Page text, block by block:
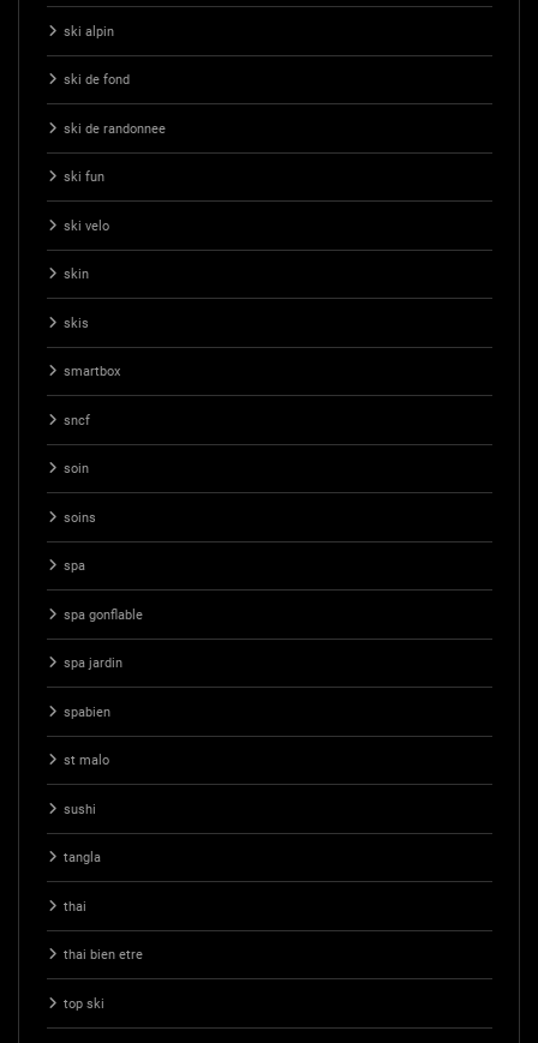
ski alpin
ski de fond
ski de randonnee
ski fun
ski velo
skin
skis
smartbox
sncf
soin
soins
spa
spa gonflable
spa jardin
spabien
st malo
sushi
tangla
thai
thai bien etre
top ski